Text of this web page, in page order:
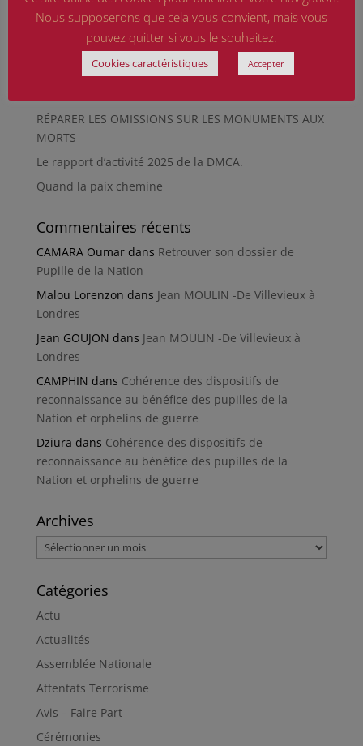
HIROSHIMA
En silence et en peine
Futur Mur des noms des victimes de la Seconde
RÉPARER LES OMISSIONS SUR LES MONUMENTS AUX
MORTS
Le rapport d’activité 2025 de la DMCA.
Quand la paix chemine
Commentaires récents
CAMARA Oumardans Retrouver son dossier de
Pupille de la Nation
Malou Lorenzon dans Jean MOULIN -De Villevieux à
Londres
Jean GOUJON dans Jean MOULIN -De Villevieux à
Londres
CAMPHIN dans Cohérence des dispositifs de
reconnaissance au bénéfice des pupilles de la
Nation et orphelins de guerre
Dziura dans Cohérence des dispositifs de
reconnaissance au bénéfice des pupilles de la
Nation et orphelins de guerre
Archives
Archives
Catégories
Actu
Actualités
Assemblée Nationale
Attentats Terrorisme
Avis – Faire Part
Cérémonies
Nous supposerons que cela vous convient, mais vous
pouvez quitter si vous le souhaitez.
Cookies caractéristiques Accepter